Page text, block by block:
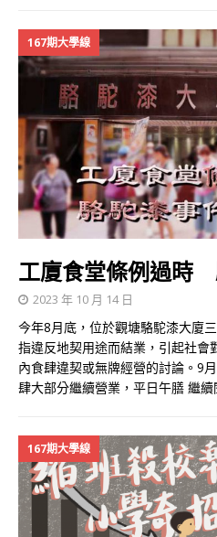
167期大學線
工廈食堂條例過時
2023 年 10 月 14 日
今年8月底，位於觀塘駱駝漆大廈
指違反地契用途而結業，引起社會
內食肆違契或無牌經營的討論。9
肆大部分繼續營業，平日午膳 繼續
167期大學線